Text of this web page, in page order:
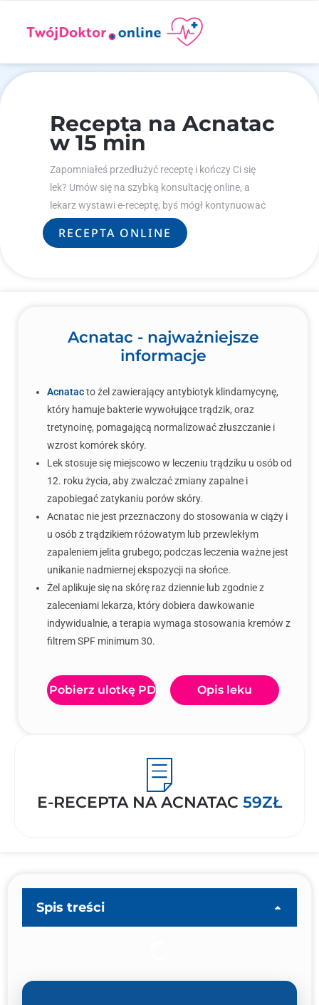
Recepta na Acnatac
w 15 min
Zapomniałeś przedłużyć receptę i kończy Ci się
lek? Umów się na szybką konsultację online, a
lekarz wystawi e-receptę, byś mógł kontynuować
leczenie.
RECEPTA ONLINE
Acnatac - najważniejsze
informacje
Acnatacto żel zawierający antybiotyk klindamycynę,
który hamuje bakterie wywołujące trądzik, oraz
tretynoinę, pomagającą normalizować złuszczanie i
wzrost komórek skóry.
Lek stosuje się miejscowo w leczeniu trądziku u osób od
12. roku życia, aby zwalczać zmiany zapalne i
zapobiegać zatykaniu porów skóry.
Acnatac nie jest przeznaczony do stosowania w ciąży i
u osób z trądzikiem różowatym lub przewlekłym
zapaleniem jelita grubego; podczas leczenia ważne jest
unikanie nadmiernej ekspozycji na słońce.
Żel aplikuje się na skórę raz dziennie lub zgodnie z
zaleceniami lekarza, który dobiera dawkowanie
indywidualnie, a terapia wymaga stosowania kremów z
filtrem SPF minimum 30.
Pobierz ulotkę PDF Opis leku
E-RECEPTA NA ACNATAC 59ZŁ
Spis treści